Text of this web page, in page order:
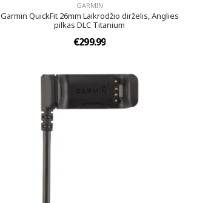
GARMIN
Garmin QuickFit 26mm Laikrodžio dirželis, Anglies
pilkas DLC Titanium
€299.99